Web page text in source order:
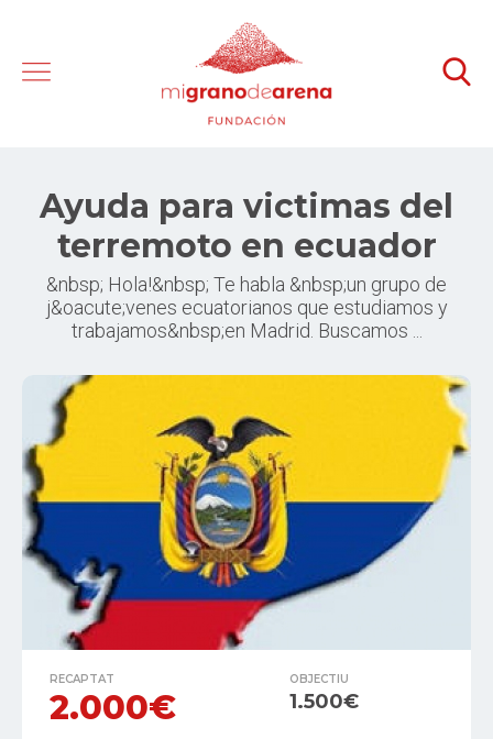
Ayuda para victimas del
terremoto en ecuador
&nbsp; Hola!&nbsp; Te habla &nbsp;un grupo de
j&oacute;venes ecuatorianos que estudiamos y
trabajamos&nbsp;en Madrid. Buscamos ...
RECAPTAT
2.000€
OBJECTIU
1.500€